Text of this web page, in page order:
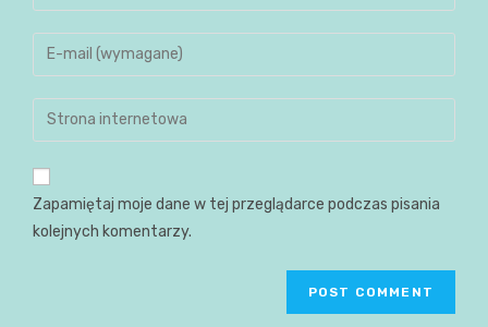
Zapamiętaj moje dane w tej przeglądarce podczas pisania
kolejnych komentarzy.